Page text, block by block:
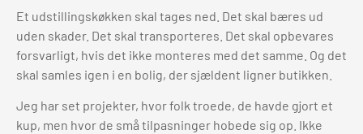
Et udstillingskøkken skal tages ned. Det skal bæres ud
uden skader. Det skal transporteres. Det skal opbevares
forsvarligt, hvis det ikke monteres med det samme. Og det
skal samles igen i en bolig, der sjældent ligner butikken.
Jeg har set projekter, hvor folk troede, de havde gjort et
kup, men hvor de små tilpasninger hobede sig op. Ikke